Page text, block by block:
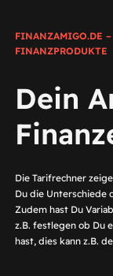
FINANZAMIGO.DE –
FINANZPRODUKTE
Dein
Die Tarifrechner
Du die Unterschiede
Zudem hast Du
z.B. festlegen ob Du
hast, dies kann z.B.